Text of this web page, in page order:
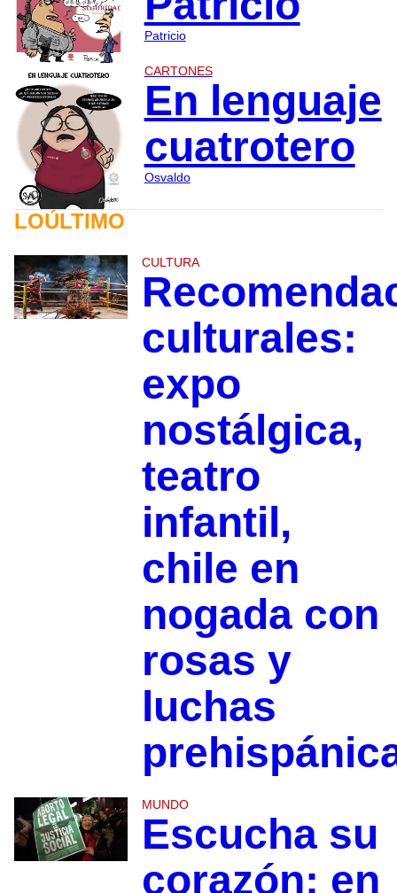
Patricio
CARTONES
En lenguaje
cuatrotero
Osvaldo
LOÚLTIMO
CULTURA
culturales:
expo
nostálgica,
teatro
infantil,
chile en
nogada con
rosas y
luchas
MUNDO
Escucha su
corazón: en